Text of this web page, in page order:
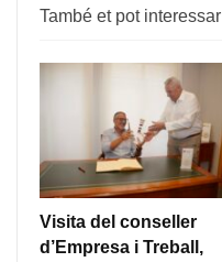
També et pot interessar
Visita del conseller
d’Empresa i Treball,